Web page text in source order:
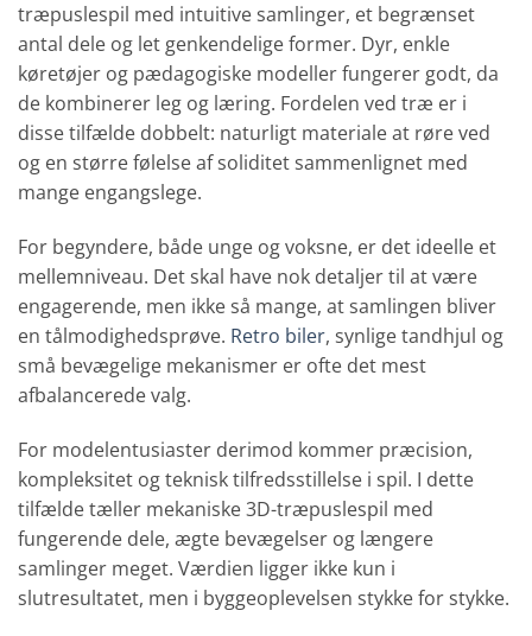
træpuslespil med intuitive samlinger, et begrænset
antal dele og let genkendelige former. Dyr, enkle
køretøjer og pædagogiske modeller fungerer godt, da
de kombinerer leg og læring. Fordelen ved træ er i
disse tilfælde dobbelt: naturligt materiale at røre ved
og en større følelse af soliditet sammenlignet med
mange engangslege.
For begyndere, både unge og voksne, er det ideelle et
mellemniveau. Det skal have nok detaljer til at være
engagerende, men ikke så mange, at samlingen bliver
en tålmodighedsprøve. Retro biler, synlige tandhjul og
små bevægelige mekanismer er ofte det mest
afbalancerede valg.
For modelentusiaster derimod kommer præcision,
kompleksitet og teknisk tilfredsstillelse i spil. I dette
tilfælde tæller mekaniske 3D-træpuslespil med
fungerende dele, ægte bevægelser og længere
samlinger meget. Værdien ligger ikke kun i
slutresultatet, men i byggeoplevelsen stykke for stykke.